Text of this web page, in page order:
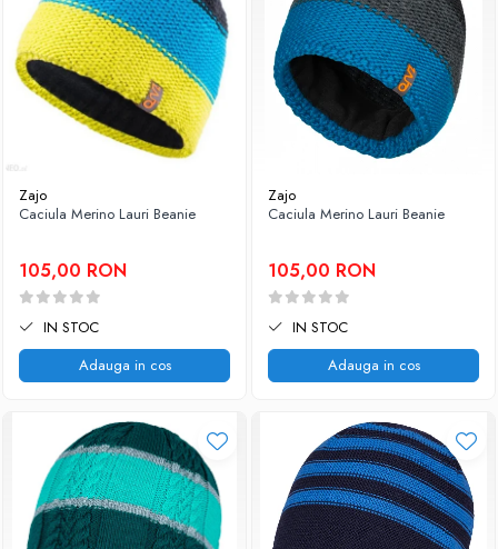
Zajo
Caciula Merino Lauri Beanie
105,00 RON
IN STOC
Adauga in cos
Zajo
Caciula Merino Lauri Beanie
105,00 RON
IN STOC
Adauga in cos